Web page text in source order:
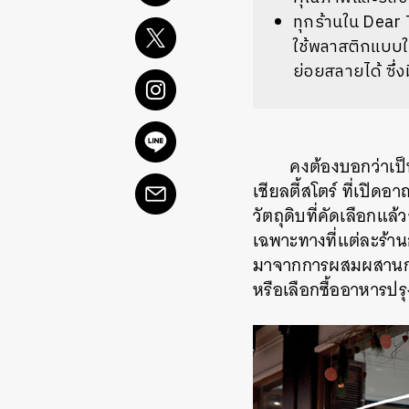
ทุกร้านใน
ใช้พลาสติกแบบ
ย่อยสลายได้ ซึ่
คงต้องบอกว่าเ
เชียลตี้สโตร์ ที่เปิดอ
วัตถุดิบที่คัดเลือกแล้
เฉพาะทางที่แต่ละร้า
มาจากการผสมผสาน
หรือเลือกซื้ออาหาร